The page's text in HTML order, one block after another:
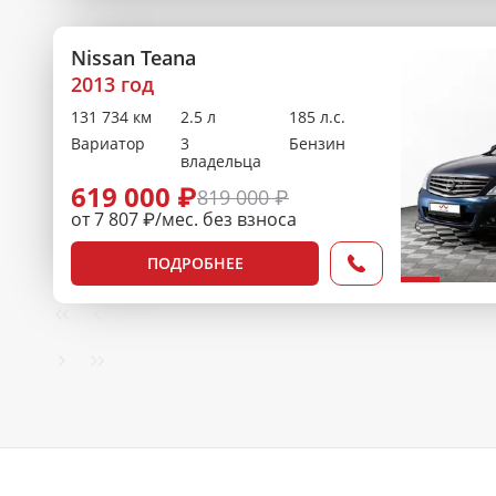
Nissan Teana
2013 год
131 734 км 2.5 л
185 л.с.
Вариатор
3
владельца
Бензин
619 000 ₽819 000 ₽
от 7 807 ₽/мес. без взноса
ПОДРОБНЕЕ